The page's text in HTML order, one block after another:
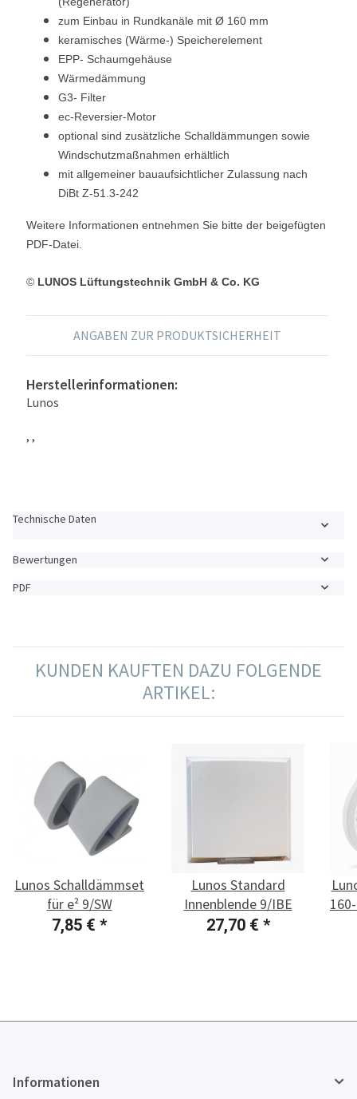
zum Einbau in Rundkanäle mit Ø 160 mm
keramisches (Wärme-) Speicherelement
EPP- Schaumgehäuse
Wärmedämmung
G3- Filter
ec-Reversier-Motor
optional sind zusätzliche Schalldämmungen sowie
Windschutzmaßnahmen erhältlich
mit allgemeiner bauaufsichtlicher Zulassung nach
DiBt Z-51.3-242
Weitere Informationen entnehmen Sie bitte der beigefügten
PDF-Datei.
© LUNOS Lüftungstechnik GmbH & Co. KG
ANGABEN ZUR PRODUKTSICHERHEIT
Herstellerinformationen:
Lunos
, ,
Technische Daten
Bewertungen
PDF
KUNDEN KAUFTEN DAZU FOLGENDE
ARTIKEL:
Lunos Schalldämmset
für e² 9/SW
7,85 € *
Lunos Standard
Innenblende 9/IBE
27,70 € *
Informationen